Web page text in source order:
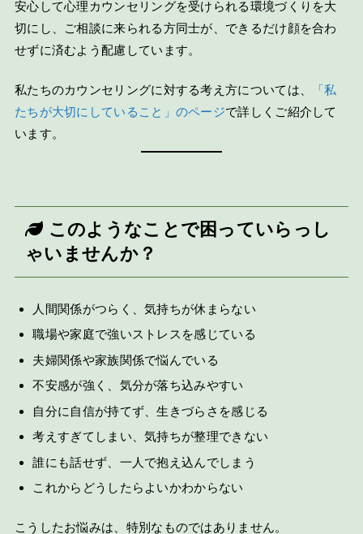
安心して心理カウンセリングを受けられる環境づくりを大
切にし、ご相談に来られる方同士が、できるだけ顔を合わ
せずに済むよう配慮しています。
私たちのカウンセリングに対する考え方については、
「私
たちが大切にしていること」のページで詳しくご紹介して
います。
このようなことで困っていらっし
ゃいませんか？
人間関係がつらく、気持ちが休まらない
職場や家庭で強いストレスを感じている
夫婦関係や家族関係で悩んでいる
不安感が強く、気分が落ち込みやすい
自分に自信が持てず、生きづらさを感じる
考えすぎてしまい、気持ちが整理できない
誰にも話せず、一人で抱え込んでしまう
これからどうしたらよいかわからない
こうしたお悩みは、特別なものではありません。